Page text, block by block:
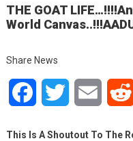
THE GOAT
World
Share News
FacebookTwitter Email
This Is A Shoutout To The